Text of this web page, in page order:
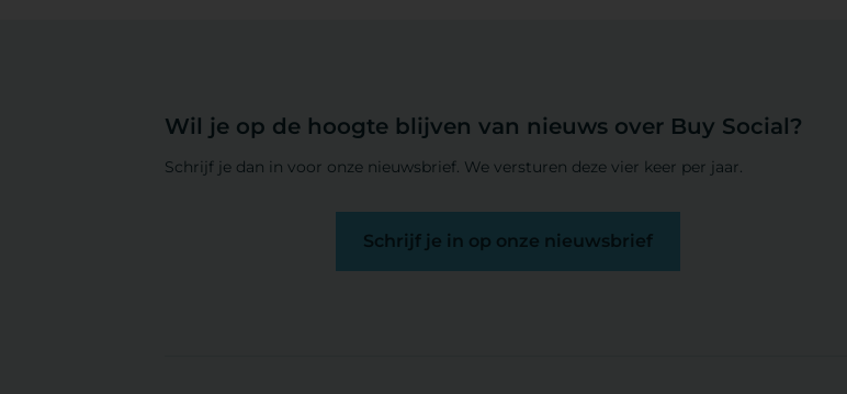
Wil je op de hoogte blijven van nieuws over Buy Social?
Schrijf je dan in voor onze nieuwsbrief. We versturen deze vier keer per jaar.
Schrijf je in op onze nieuwsbrief